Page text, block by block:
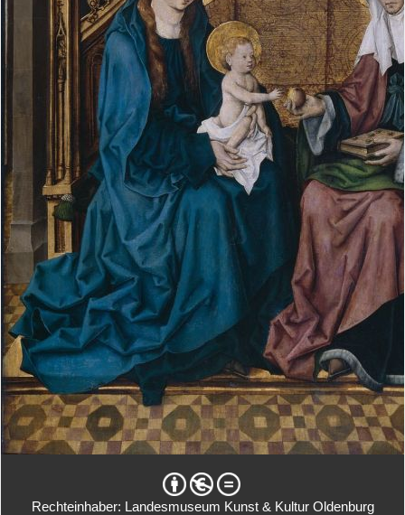
Rechteinhaber: Landesmuseum Kunst & Kultur Oldenburg